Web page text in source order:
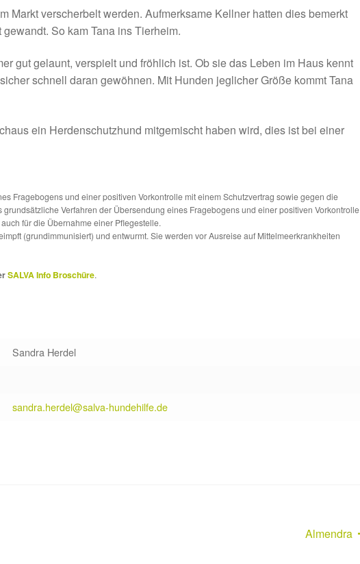
Markt verscherbelt werden. Aufmerksame Kellner hatten dies bemerkt
So kam Tana ins Tierheim.
gut gelaunt, verspielt und fröhlich ist. Ob sie das Leben im Haus kennt
schnell daran gewöhnen. Mit Hunden jeglicher Größe kommt Tana
ein Herdenschutzhund mitgemischt haben wird, dies ist bei einer
Fragebogens und einer positiven Vorkontrolle mit einem Schutzvertrag sowie gegen die
Verfahren der Übersendung eines Fragebogens und einer positiven Vorkontrolle
für die Übernahme einer Pflegestelle.
(grundimmunisiert) und entwurmt. Sie werden vor Ausreise auf Mittelmeerkrankheiten
SALVA Info Broschüre.
Sandra Herdel
sandra.herdel@salva-hundehilfe.de
Nächster
Almendra